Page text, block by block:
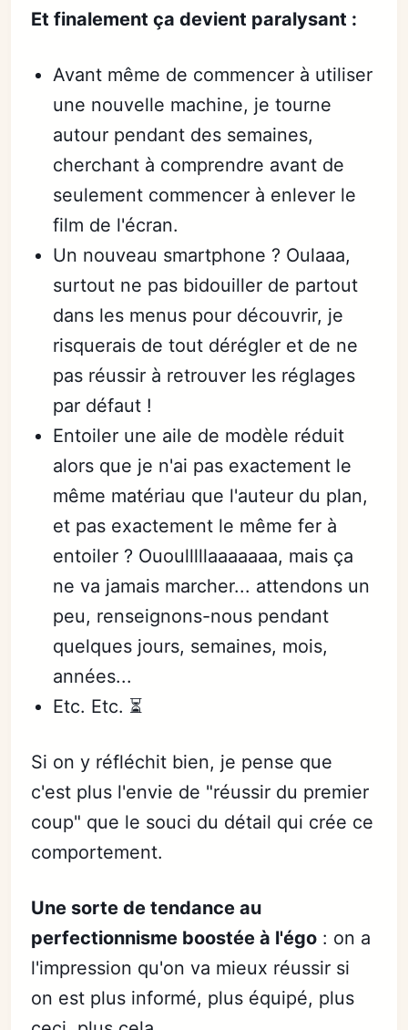
Et finalement ça devient paralysant :
Avant même de commencer à utiliser
une nouvelle machine, je tourne
autour pendant des semaines,
cherchant à comprendre avant de
seulement commencer à enlever le
film de l'écran.
Un nouveau smartphone ? Oulaaa,
surtout ne pas bidouiller de partout
dans les menus pour découvrir, je
risquerais de tout dérégler et de ne
pas réussir à retrouver les réglages
par défaut !
Entoiler une aile de modèle réduit
alors que je n'ai pas exactement le
même matériau que l'auteur du plan,
et pas exactement le même fer à
entoiler ? Ououlllllaaaaaaa, mais ça
ne va jamais marcher... attendons un
peu, renseignons-nous pendant
quelques jours, semaines, mois,
années...
Etc. Etc. ⏳
Si on y réfléchit bien, je pense que
c'est plus l'envie de "réussir du premier
coup" que le souci du détail qui crée ce
comportement.
Une sorte de tendance au
perfectionnisme boostée à l'égo : on a
l'impression qu'on va mieux réussir si
on est plus informé, plus équipé, plus